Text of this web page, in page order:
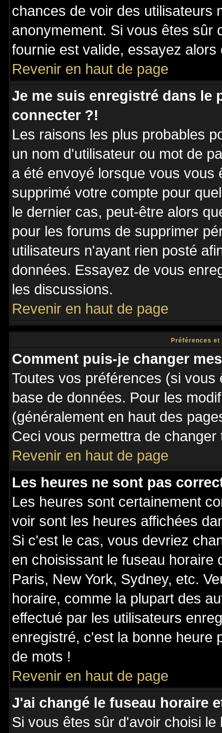
chances de voir des utilisateurs
anonymement. Si vous êtes sûr
fournie est valide, essayez
Revenir en haut de page
Je me suis enregistré dans le
connecter ?!
Les raisons les plus probables
un nom d'utilisateur ou mot de
a été envoyé lorsque vous
supprimé votre compte pour
le dernier cas, peut-être alors
pour les forums de supprimer
utilisateurs n'ayant rien posté
données. Essayez de vous
les discussions.
Revenir en haut de page
Préférences
Comment puis-je changer
Toutes vos préférences (si
base de données. Pour les
(généralement en haut des
Ceci vous permettra de
Revenir en haut de page
Les heures ne sont pas
Les heures sont certainement
voir sont les heures affichées
Si c'est le cas, vous devriez
en choisissant le fuseau horaire
Paris, New York, Sydney, etc.
horaire, comme la plupart des
effectué par les utilisateurs
enregistré, c'est la bonne heure
de mots !
Revenir en haut de page
J'ai changé le fuseau horaire
Si vous êtes sûr d'avoir choisi